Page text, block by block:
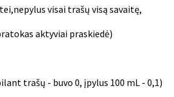
visai trašų visą savaitę,
aktyviai praskiedė)
trašų - buvo 0, įpylus 100 mL - 0,1)